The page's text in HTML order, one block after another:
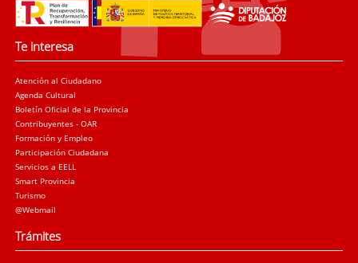
Te interesa
Atención al Ciudadano
Agenda Cultural
Boletín Oficial de la Provincia
Contribuyentes - OAR
Formación y Empleo
Participación Ciudadana
Servicios a EELL
Smart Provincia
Turismo
@Webmail
Trámites